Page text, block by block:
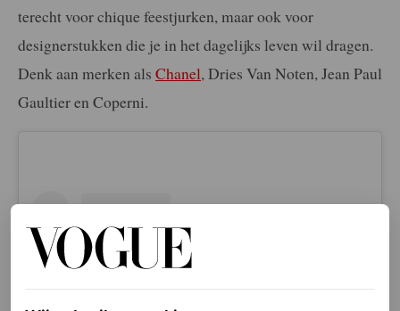
terecht voor chique feestjurken, maar ook voor
designerstukken die je in het dagelijks leven wil dragen.
Denk aan merken als Chanel, Dries Van Noten, Jean Paul
Gaultier en Coperni.